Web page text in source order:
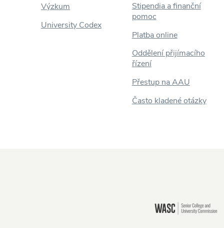
Výzkum
University Codex
Stipendia a finanční
pomoc
Platba online
Oddělení přijímacího
řízení
Přestup na AAU
Často kladené otázky